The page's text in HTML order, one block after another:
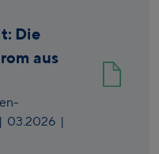
Die
aus
| 03.2026 |